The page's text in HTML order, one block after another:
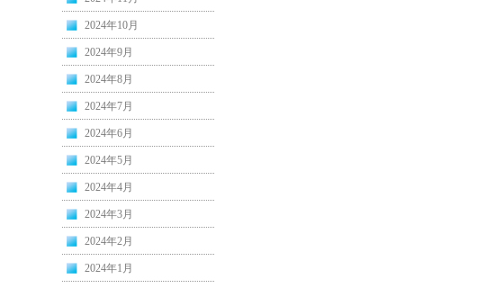
2024年10月
2024年9月
2024年8月
2024年7月
2024年6月
2024年5月
2024年4月
2024年3月
2024年2月
2024年1月